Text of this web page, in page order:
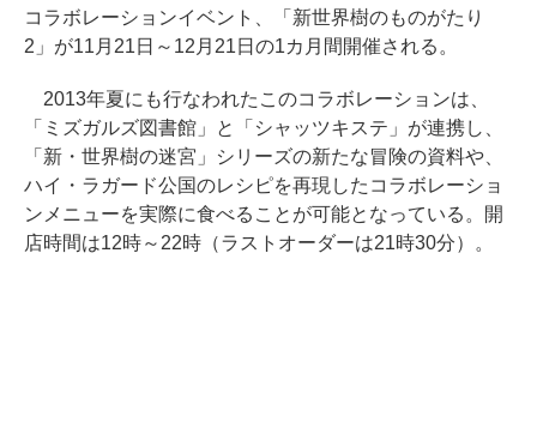
コラボレーションイベント、「新世界樹のものがたり
2」が11月21日～12月21日の1カ月間開催される。
2013年夏にも行なわれたこのコラボレーションは、
「ミズガルズ図書館」と「シャッツキステ」が連携し、
「新・世界樹の迷宮」シリーズの新たな冒険の資料や、
ハイ・ラガード公国のレシピを再現したコラボレーショ
ンメニューを実際に食べることが可能となっている。開
店時間は12時～22時（ラストオーダーは21時30分）。